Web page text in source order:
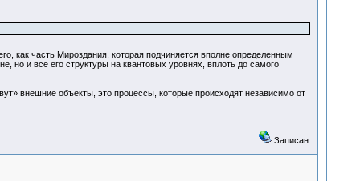
как часть Мироздания, которая подчиняется вполне определенным
но и все его структуры на квантовых уровнях, вплоть до самого
внешние объекты, это процессы, которые происходят независимо от
Записан